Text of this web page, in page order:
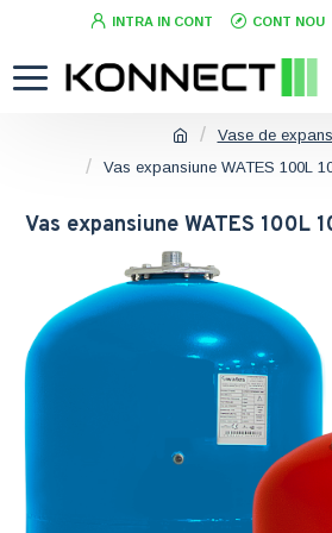
INTRA IN CONT CONT NOU
Vase de
Vas expansiune WATES 100L
Vas expansiune WATES 100L